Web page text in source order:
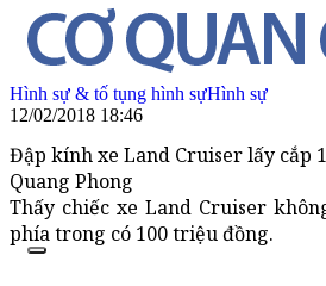
Hình sự & tố tụng hình sựHình sự
12/02/2018 18:46
Đập kính xe Land Cruiser lấy cắp
Quang Phong
Thấy chiếc xe Land Cruiser
phía trong có 100 triệu đồng.